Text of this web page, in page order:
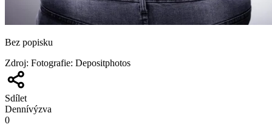
Bez popisku
Zdroj: Fotografie: Depositphotos
Sdílet
Dennívýzva
0